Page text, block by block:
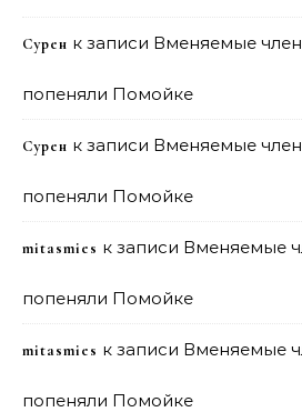
Сурен к записи Вменяемые
попеняли Помойке
Сурен к записи Вменяемые
попеняли Помойке
mitasmies к записи Вменяемые
попеняли Помойке
mitasmies к записи Вменяемые
попеняли Помойке